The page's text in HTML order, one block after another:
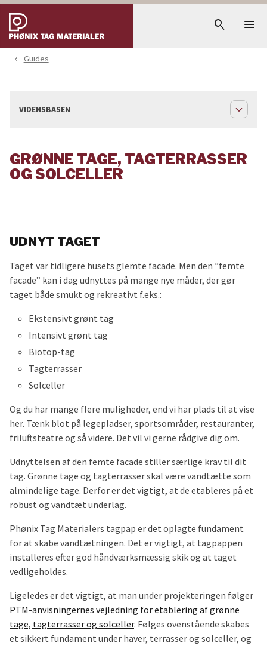
search menu
navigate_before Guides
VIDENSBASEN expand_less
GRØNNE TAGE, TAGTERRASSER
OG SOLCELLER
UDNYT TAGET
Taget var tidligere husets glemte facade. Men den ”femte
facade” kan i dag udnyttes på mange nye måder, der gør
taget både smukt og rekreativt f.eks.:
Ekstensivt grønt tag
Intensivt grønt tag
Biotop-tag
Tagterrasser
Solceller
Og du har mange flere muligheder, end vi har plads til at vise
her. Tænk blot på legepladser, sportsområder, restauranter,
friluftsteatre og så videre. Det vil vi gerne rådgive dig om.
Udnyttelsen af den femte facade stiller særlige krav til dit
tag. Grønne tage og tagterrasser skal være vandtætte som
almindelige tage. Derfor er det vigtigt, at de etableres på et
robust og vandtæt underlag.
Phønix Tag Materialers tagpap er det oplagte fundament
for at skabe vandtætningen. Det er vigtigt, at tagpappen
installeres efter god håndværksmæssig skik og at taget
vedligeholdes.
Ligeledes er det vigtigt, at man under projekteringen følger
PTM-anvisningernes vejledning for etablering af grønne
tage, tagterrasser og solceller. Følges ovenstående skabes
et sikkert fundament under haver, terrasser og solceller, og